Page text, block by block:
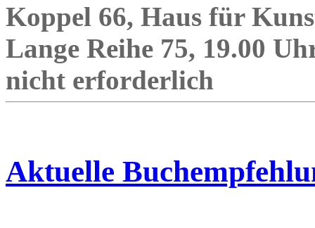
Koppel 66, Haus für
Lange Reihe 75, 19.00
nicht erforderlich
Aktuelle